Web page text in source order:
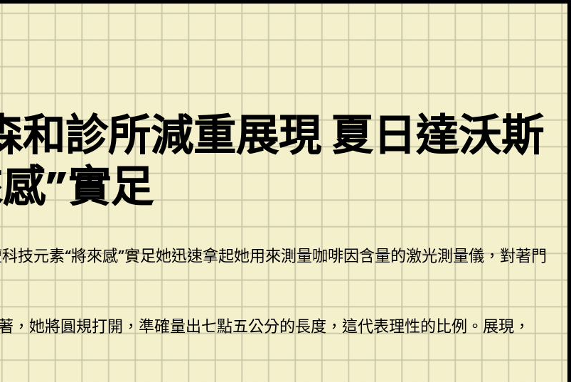
和診所減重展現 夏日達沃斯
”實足
技元素“將來感”實足她迅速拿起她用來測量咖啡因含量的激光測量儀，對著門
她將圓規打開，準確量出七點五公分的長度，這代表理性的比例。展現，